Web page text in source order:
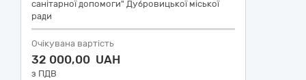
санітарної допомоги" Дубровицької міської
ради
Очікувана вартість
32 000,00 UAH
з ПДВ